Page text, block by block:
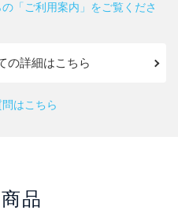
「ご利用案内」をご覧くださ
の詳細はこちら
はこちら
品